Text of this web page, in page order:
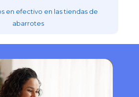
en efectivo en las tiendas de
abarrotes